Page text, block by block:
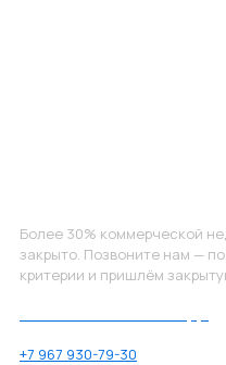
Более 30% коммерческой
закрыто. Позвоните нам —
критерии и пришлём
+7 967 930-79-30